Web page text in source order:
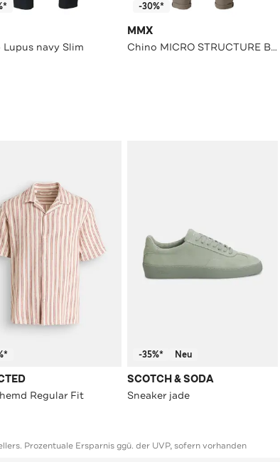
Lupus navy Slim
-30%*
MMX
Chino MICRO STRUCTURE BAUMWOLL CHINO stone Slim
Regular Fit
-35%* Neu
SCOTCH & SODA
Sneaker jade
Prozentuale Ersparnis ggü. der UVP, sofern vorhanden